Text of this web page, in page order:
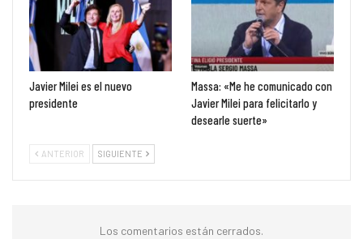
Javier Milei es el nuevo
presidente
Massa: «Me he comunicado con
Javier Milei para felicitarlo y
desearle suerte»
ANTERIOR SIGUIENTE
Los comentarios están cerrados.